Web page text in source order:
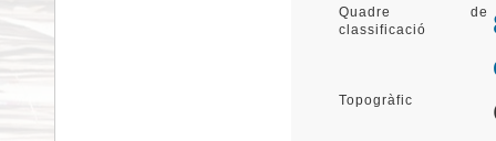
Quadre de
classificació
Topogràfic